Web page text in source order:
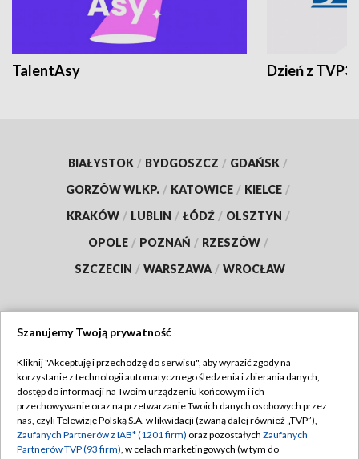
TalentAsy Dzień z TVP3
BIAŁYSTOK / BYDGOSZCZ / GDAŃSK /
GORZÓW WLKP. / KATOWICE / KIELCE /
KRAKÓW / LUBLIN / ŁÓDŹ / OLSZTYN /
OPOLE / POZNAŃ / RZESZÓW /
SZCZECIN / WARSZAWA / WROCŁAW
TVP
Abonament TVP
Emisja w TVP
Regulamin TVP
Polityka prywatności
Szanujemy Twoją prywatność
Kliknij "Akceptuję i przechodzę do serwisu", aby wyrazić zgody na
korzystanie z technologii automatycznego śledzenia i zbierania danych,
dostęp do informacji na Twoim urządzeniu końcowym i ich
przechowywanie oraz na przetwarzanie Twoich danych osobowych przez
nas, czyli Telewizję Polską S.A. w likwidacji (zwaną dalej również „TVP”),
Zaufanych Partnerów z IAB* (1201 firm) oraz pozostałych Zaufanych
Partnerów TVP (93 firm), w celach marketingowych (w tym do